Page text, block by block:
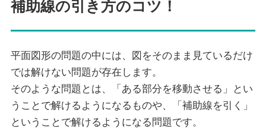
補助線の引き方のコツ！
平面図形の問題の中には、図をそのまま見ているだけ
では解けない問題が存在します。
そのような問題とは、「ある部分を移動させる」とい
うことで解けるようになるものや、「補助線を引く」
ということで解けるようになる問題です。